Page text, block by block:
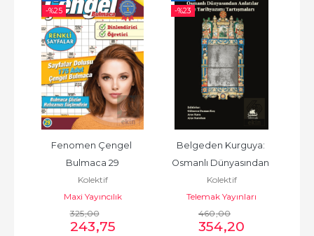
-%25
Fenomen Çengel
Bulmaca 29
Kolektif
Maxi Yayıncılık
325,00
243,75
-%23
Belgeden Kurguya:
Osmanlı Dünyasından
Anlatılar ve Tarihyazımı
Tartışmaları
Kolektif
Telemak Yayınları
460,00
354,20